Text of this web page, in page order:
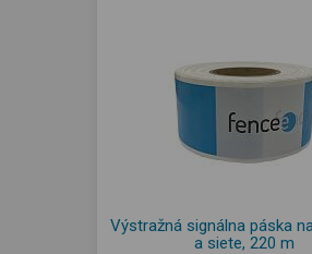
Výstražná signálna páska
a siete, 220 m